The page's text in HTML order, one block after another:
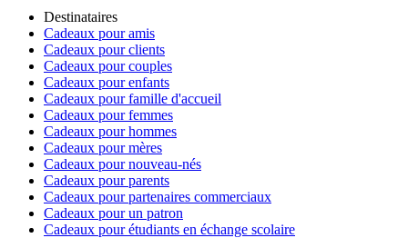
Destinataires
Cadeaux pour amis
Cadeaux pour clients
Cadeaux pour couples
Cadeaux pour enfants
Cadeaux pour famille d'accueil
Cadeaux pour femmes
Cadeaux pour hommes
Cadeaux pour mères
Cadeaux pour nouveau-nés
Cadeaux pour parents
Cadeaux pour partenaires commerciaux
Cadeaux pour un patron
Cadeaux pour étudiants en échange scolaire